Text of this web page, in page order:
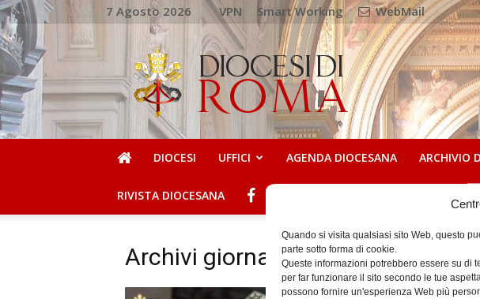
Quando si visita qualsiasi sito Web, questo
parte sotto forma di cookie.
Queste informazioni potrebbero essere su di
per far funzionare il sito secondo le tue
possono fornire un'esperienza Web più
7 Agosto 2026 VPN Smart Working WebMail
DIOCESI
DI
ROMA
DIOCESI UFFICI AGENDA DIOCESANA ARCHIVIO
RIVISTA DIOCESANA
Archivi giornalieri: 29 Aprile 2023